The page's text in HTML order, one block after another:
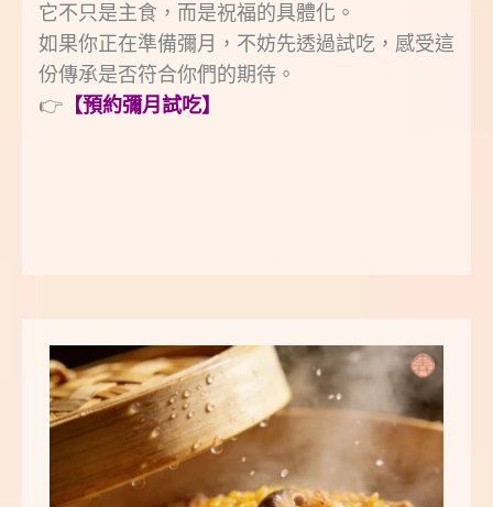
它不只是主食，而是祝福的具體化。
如果你正在準備彌月，不妨先透過試吃，感受這
份傳承是否符合你們的期待。
👉 【預約彌月試吃】